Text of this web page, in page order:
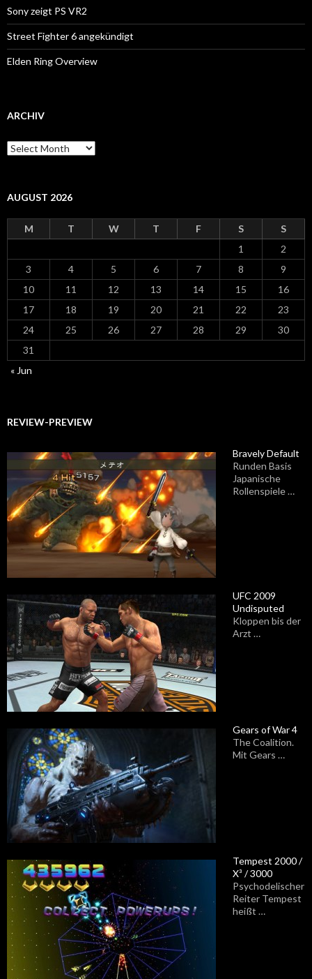
Sony zeigt PS VR2
Street Fighter 6 angekündigt
Elden Ring Overview
ARCHIV
Archiv
AUGUST 2026
M T W T F S
S
1
2
3
4 5 6 7 8
9
10
11 12 13 14 15
16
17
18 19 20 21 22
23
24
25 26 27 28 29
30
31
« Jun
REVIEW-PREVIEW
Bravely Default
Runden Basis
Japanische
Rollenspiele …
UFC 2009
Undisputed
Kloppen bis der
Arzt …
Gears of War 4
The Coalition.
Mit Gears …
Tempest 2000 /
X³ / 3000
Psychodelischer
Reiter Tempest
heißt …